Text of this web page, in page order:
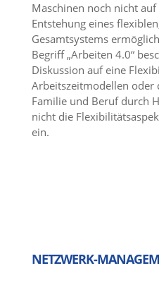
Maschinen noch nicht
Entstehung eines
Gesamtsystems
Begriff „Arbeiten 4.0“
Diskussion auf eine
Arbeitszeitmodellen oder
Familie und Beruf durch
nicht die
ein.
NETZWERK-